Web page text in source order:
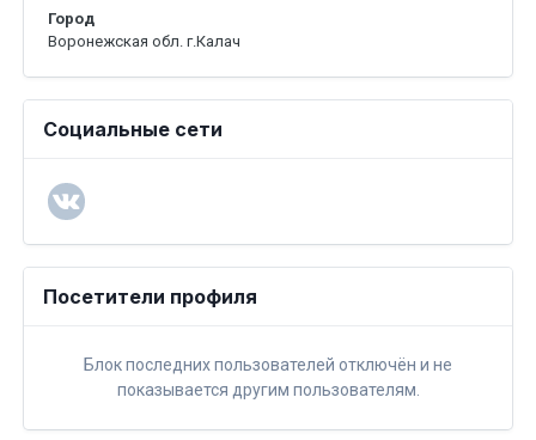
Город
Воронежская обл. г.Калач
Социальные сети
Посетители профиля
Блок последних пользователей отключён и не
показывается другим пользователям.